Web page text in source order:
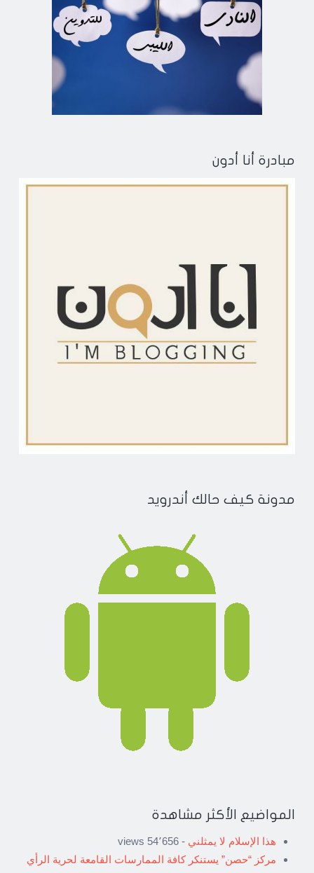
مبادرة أنا أدون
مدونة كيف حالك أندرويد
المواضيع الأكثر مشاهدة
هذا الإسلام لا يمثلني - 54٬656 views
مركز “حصن” يستنكر كافة الممارسات القامعة لحرية الرأي